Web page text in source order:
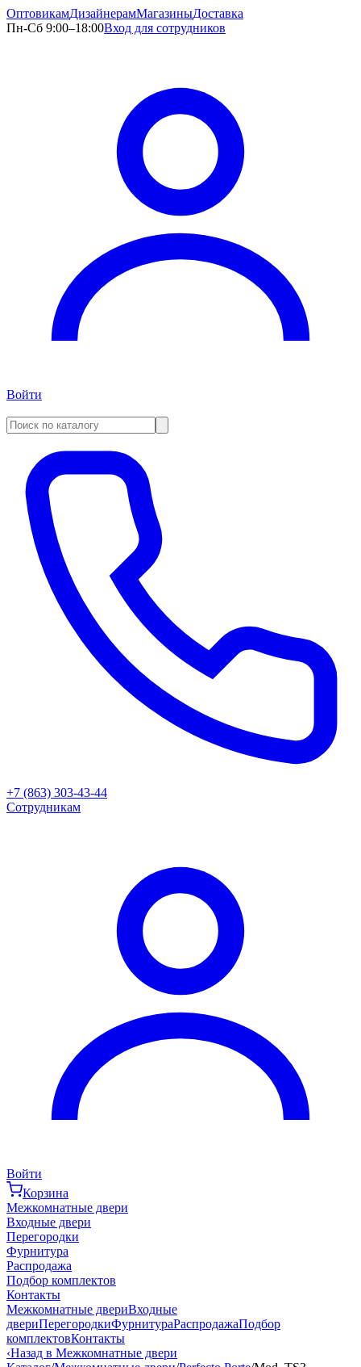
ОптовикамДизайнерамМагазиныДоставка
Пн-Сб 9:00–18:00Вход для сотрудников
Войти
+7 (863) 303-43-44
Сотрудникам
Войти
Корзина
Межкомнатные двери
Входные двери
Перегородки
Фурнитура
Распродажа
Подбор комплектов
Контакты
Межкомнатные двериВходные
двериПерегородкиФурнитураРаспродажаПодбор
комплектовКонтакты
‹Назад в Межкомнатные двери